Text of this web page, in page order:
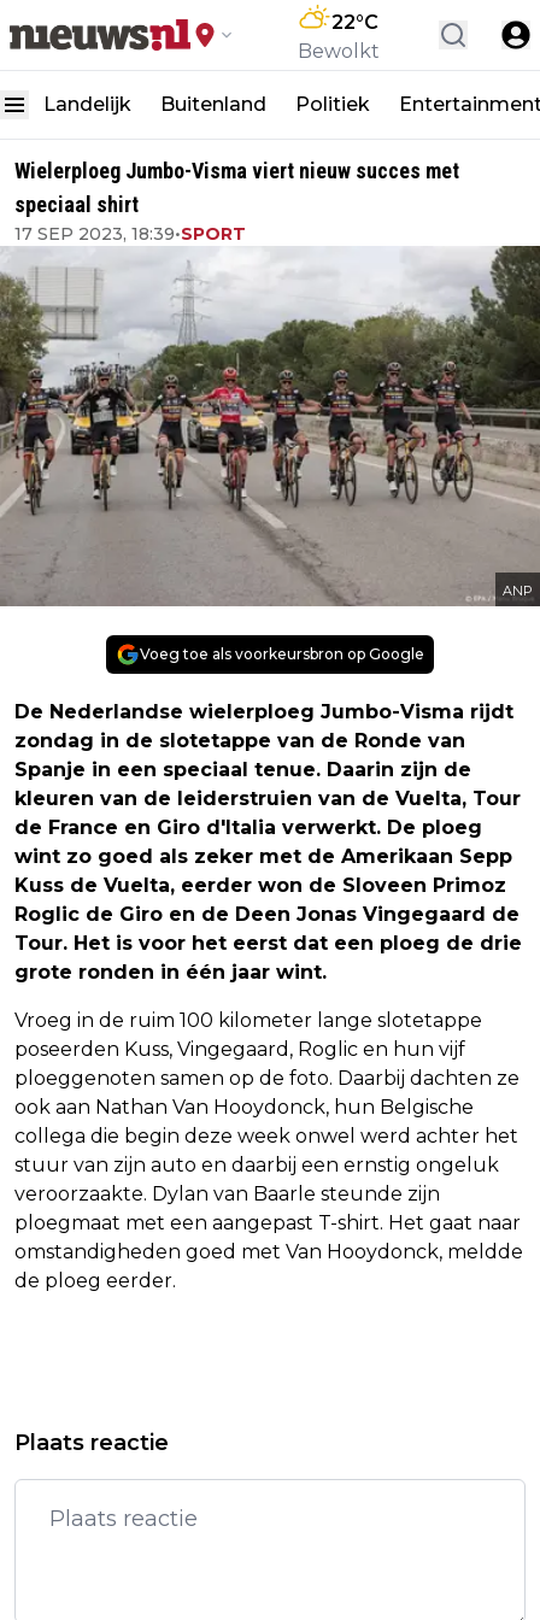
22°C
Bewolkt
Landelijk Buitenland Politiek
Wielerploeg Jumbo-Visma viert nieuw succes met
speciaal shirt
17 SEP 2023, 18:39•SPORT
ANP
Voeg toe als voorkeursbron op Google
De Nederlandse wielerploeg Jumbo-Visma rijdt
zondag in de slotetappe van de Ronde van
Spanje in een speciaal tenue. Daarin zijn de
kleuren van de leiderstruien van de Vuelta, Tour
de France en Giro d'Italia verwerkt. De ploeg
wint zo goed als zeker met de Amerikaan Sepp
Kuss de Vuelta, eerder won de Sloveen Primoz
Roglic de Giro en de Deen Jonas Vingegaard de
Tour. Het is voor het eerst dat een ploeg de drie
grote ronden in één jaar wint.
Vroeg in de ruim 100 kilometer lange slotetappe
poseerden Kuss, Vingegaard, Roglic en hun vijf
ploeggenoten samen op de foto. Daarbij dachten ze
ook aan Nathan Van Hooydonck, hun Belgische
collega die begin deze week onwel werd achter het
stuur van zijn auto en daarbij een ernstig ongeluk
veroorzaakte. Dylan van Baarle steunde zijn
ploegmaat met een aangepast T-shirt. Het gaat naar
omstandigheden goed met Van Hooydonck, meldde
de ploeg eerder.
PLEK IN SINGAPORE
KUSS VOLTOOIT MET WINST IN
VUELTA UNIEKE TRILOGIE VAN ZIJN
PLOEG
Plaats reactie